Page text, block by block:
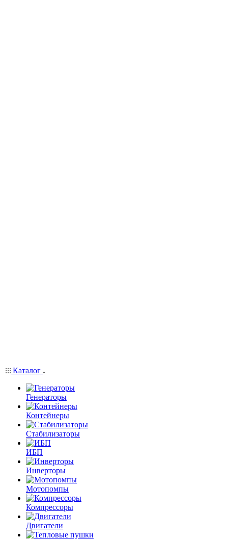
Каталог
Генераторы
Контейнеры
Стабилизаторы
ИБП
Инверторы
Мотопомпы
Компрессоры
Двигатели